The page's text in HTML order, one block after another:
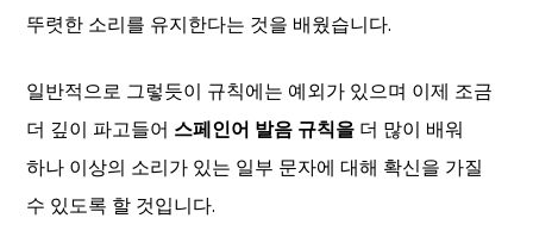
뚜렷한 소리를 유지한다는 것을 배웠습니다.
일반적으로 그렇듯이 규칙에는 예외가 있으며 이제 조금
더 깊이 파고들어 스페인어 발음 규칙을 더 많이 배워
하나 이상의 소리가 있는 일부 문자에 대해 확신을 가질
수 있도록 할 것입니다.